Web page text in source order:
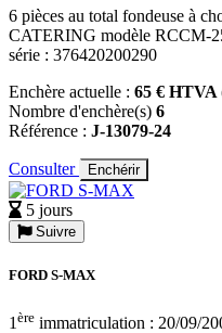
6 pièces au total fondeuse à
CATERING modèle RCCM-
série : 376420200290
Enchère actuelle : 65 € HTVA
Nombre d'enchère(s) 6
Référence : J-13079-24
Consulter Enchérir
5 jours
Suivre
FORD S-MAX
1 ère immatriculation : 20/09/